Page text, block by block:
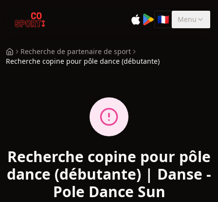
🇫🇷Sélectionner la
Menu
Recherche de partenaire de sport
Recherche copine pour pôle dance (débutante)
Recherche copine pour pôle
dance (débutante) | Danse -
Pole Dance Sun